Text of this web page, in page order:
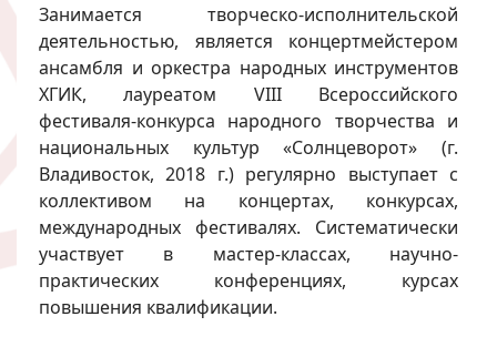
Занимается творческо-исполнительской
деятельностью, является концертмейстером
ансамбля и оркестра народных инструментов
ХГИК, лауреатом VIII Всероссийского
фестиваля-конкурса народного творчества и
национальных культур «Солнцеворот» (г.
Владивосток, 2018 г.) регулярно выступает с
коллективом на концертах, конкурсах,
международных фестивалях. Систематически
участвует в мастер-классах, научно-
практических конференциях, курсах
повышения квалификации.